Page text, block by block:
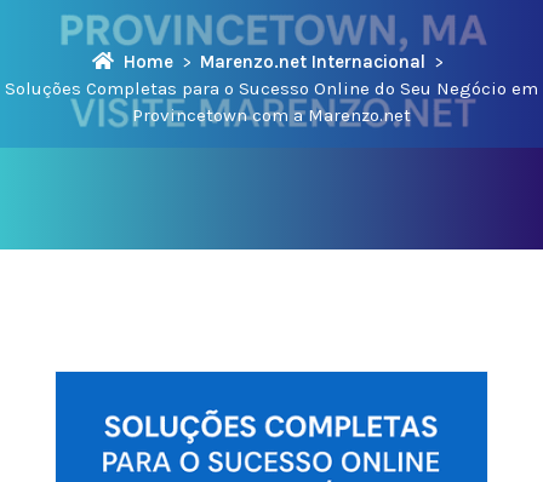
Home
Marenzo.net Internacional
Soluções Completas para o Sucesso Online do Seu Negócio em
Provincetown com a Marenzo.net